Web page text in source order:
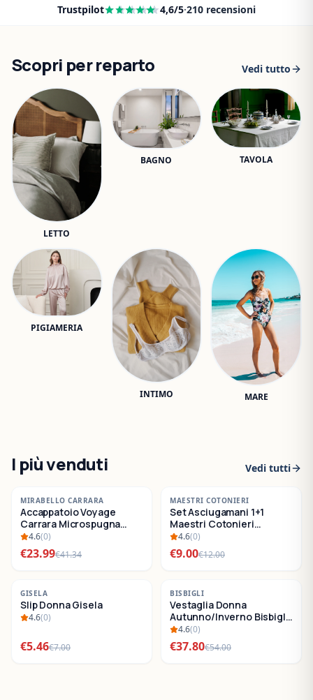
Trustpilot 4,6/5·210 recensioni
Scopri per reparto Vedi tutto
LETTO
BAGNO TAVOLA
PIGIAMERIA
INTIMO MARE
I più venduti Vedi tutti
-42%
SALDI
MIRABELLO CARRARA
Accappatoio Voyage
Carrara Microspugna
Cotone
4.6(0)
€23.99€41.34
-25%
SALDI
MAESTRI COTONIERI
Set Asciugamani 1+1
Maestri Cotonieri
Eternity Spugna di
Cotone
4.6(0)
€9.00€12.00
-22 %
SALDI
GISELA
Slip Donna Gisela
4.6(0)
€5.46€7.00
-30 %
SALDI
BISBIGLI
Vestaglia Donna
Autunno/Inverno Bisbigli
BO288632
4.6(0)
€37.80€54.00